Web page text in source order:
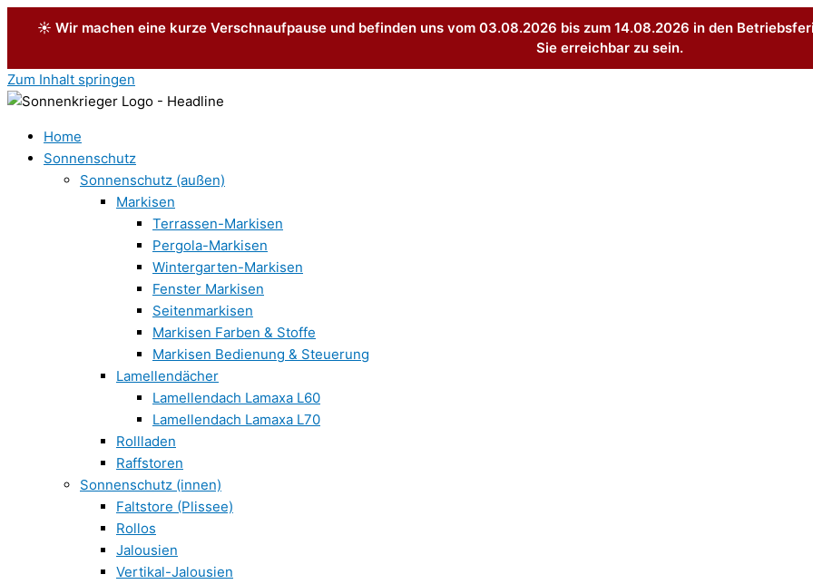
Zum Inhalt springen
Home
Sonnenschutz
Sonnenschutz (außen)
Markisen
Terrassen-Markisen
Pergola-Markisen
Wintergarten-Markisen
Fenster Markisen
Seitenmarkisen
Markisen Farben & Stoffe
Markisen Bedienung & Steuerung
Lamellendächer
Lamellendach Lamaxa L60
Lamellendach Lamaxa L70
Rollladen
Raffstoren
Sonnenschutz (innen)
Faltstore (Plissee)
Rollos
Jalousien
Vertikal-Jalousien